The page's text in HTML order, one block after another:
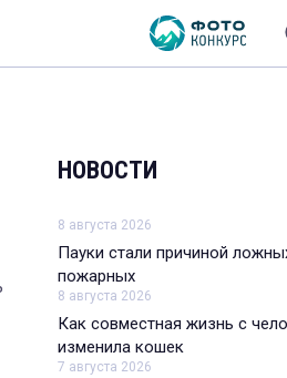
НОВОСТИ
8 августа 2026
Пауки стали причиной
пожарных
8 августа 2026
Как совместная жизнь с
изменила кошек
7 августа 2026